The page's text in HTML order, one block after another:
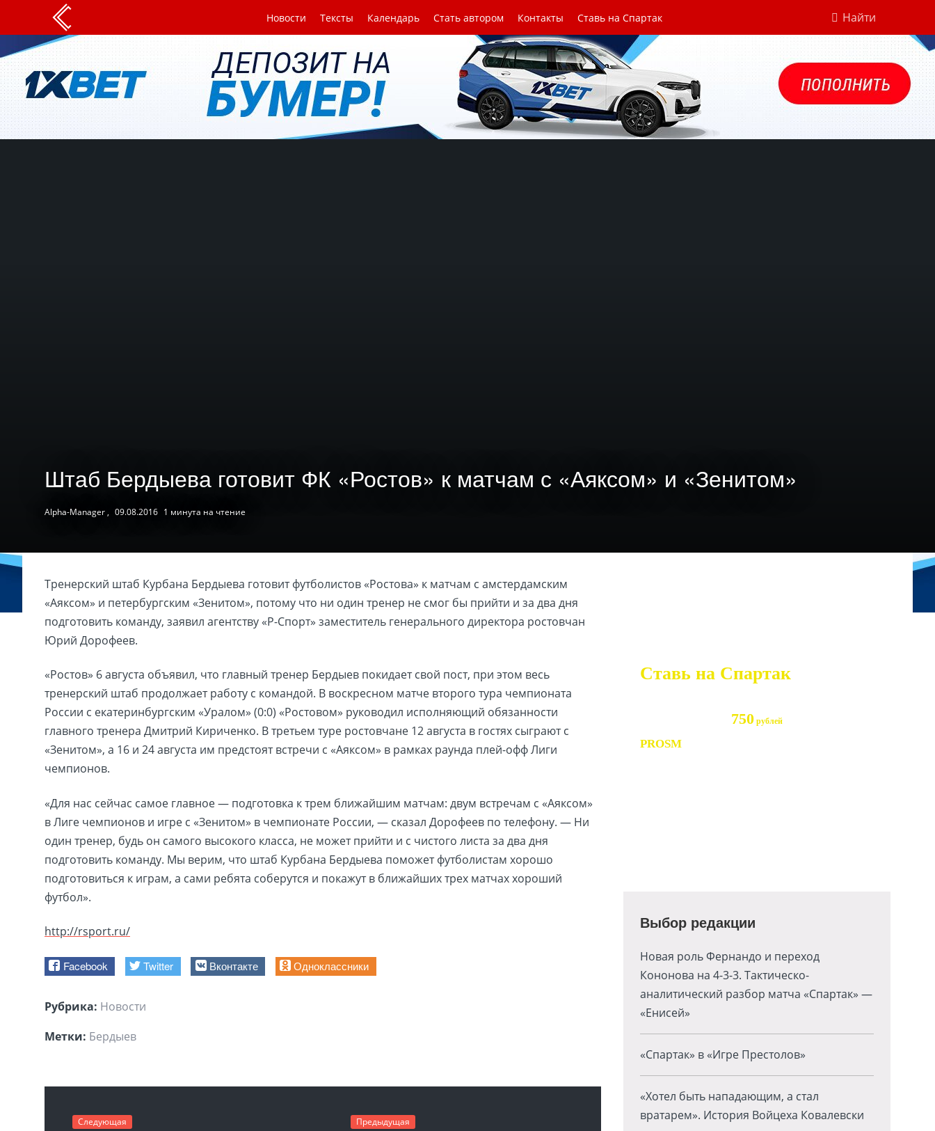
Новости Тексты Календарь Стать автором Контакты Ставь на Спартак Найти
Штаб Бердыева готовит ФК «Ростов» к матчам с «Аяксом» и «Зенитом»
Alpha-Manager , 09.08.2016 1 минута на чтение
Тренерский штаб Курбана Бердыева готовит футболистов «Ростова» к матчам с амстердамским
«Аяксом» и петербургским «Зенитом», потому что ни один тренер не смог бы прийти и за два дня
подготовить команду, заявил агентству «Р-Спорт» заместитель генерального директора ростовчан
Юрий Дорофеев.
«Ростов» 6 августа объявил, что главный тренер Бердыев покидает свой пост, при этом весь
тренерский штаб продолжает работу с командой. В воскресном матче второго тура чемпионата
России с екатеринбургским «Уралом» (0:0) «Ростовом» руководил исполняющий обязанности
главного тренера Дмитрий Кириченко. В третьем туре ростовчане 12 августа в гостях сыграют с
«Зенитом», а 16 и 24 августа им предстоят встречи с «Аяксом» в рамках раунда плей-офф Лиги
чемпионов.
«Для нас сейчас самое главное — подготовка к трем ближайшим матчам: двум встречам с «Аяксом»
в Лиге чемпионов и игре с «Зенитом» в чемпионате России, — сказал Дорофеев по телефону. — Ни
один тренер, будь он самого высокого класса, не может прийти и с чистого листа за два дня
подготовить команду. Мы верим, что штаб Курбана Бердыева поможет футболистам хорошо
подготовиться к играм, а сами ребята соберутся и покажут в ближайших трех матчах хороший
футбол».
http://rsport.ru/
Facebook Twitter Вконтакте Одноклассники
Рубрика: Новости
Метки: Бердыев
Следующая Предыдущая
Ставь на Спартак
750 рублей
PROSM
Выбор редакции
Новая роль Фернандо и переход
Кононова на 4-3-3. Тактическо-
аналитический разбор матча «Спартак» —
«Енисей»
«Спартак» в «Игре Престолов»
«Хотел быть нападающим, а стал
вратарем». История Войцеха Ковалевски